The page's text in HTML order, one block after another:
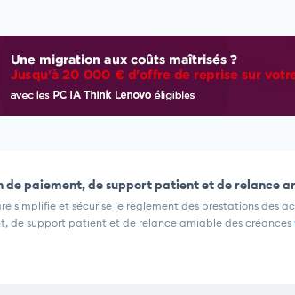
de paiement, de support patient et de relance
simplifie et sécurise le règlement des prestations des
de support patient et de relance amiable des créances